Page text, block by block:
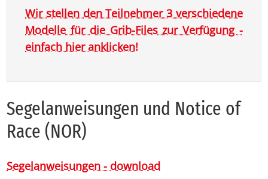
Wir stellen den Teilnehmer 3 verschiedene
Modelle für die Grib-Files zur Verfügung -
einfach hier anklicken!
Se­ge­l­an­wei­sun­gen und No­ti­ce of
Race (NOR)
Segelanweisungen - download